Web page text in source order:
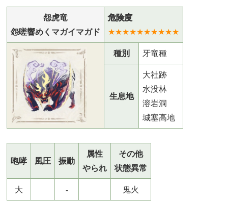
怨虎竜
怨嗟響めくマガイマガド
危険度
★★★★★★★★★★
種別 牙竜種
生息地
大社跡
水没林
溶岩洞
城塞高地
咆哮 風圧 振動
属性
やられ
その他
状態異常
大 - 鬼火